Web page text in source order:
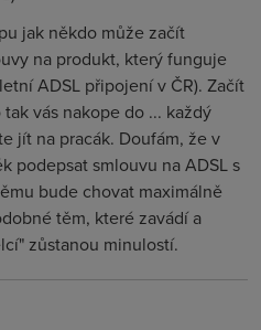
jak někdo může začít
na produkt, který funguje
ADSL připojení v ČR). Začít
vás nakope do ... každý
jít na pracák. Doufám, že v
podepsat smlouvu na ADSL s
bude chovat maximálně
těm, které zavádí a
zůstanou minulostí.